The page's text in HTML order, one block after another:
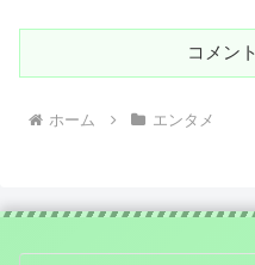
コメン
ホーム エンタメ